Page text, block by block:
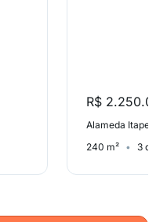
R$
240 m² 3